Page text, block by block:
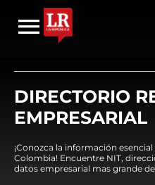
DIRECTORIO
EMPRESARIAL
¡Conozca la información
Colombia! Encuentre NIT,
datos empresarial mas grande